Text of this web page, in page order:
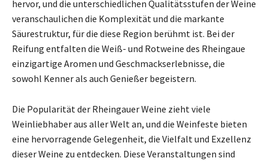
hervor, und die unterschiedlichen Qualitätsstufen der Weine
veranschaulichen die Komplexität und die markante
Säurestruktur, für die diese Region berühmt ist. Bei der
Reifung entfalten die Weiß- und Rotweine des Rheingaue
einzigartige Aromen und Geschmackserlebnisse, die
sowohl Kenner als auch Genießer begeistern.
Die Popularität der Rheingauer Weine zieht viele
Weinliebhaber aus aller Welt an, und die Weinfeste bieten
eine hervorragende Gelegenheit, die Vielfalt und Exzellenz
dieser Weine zu entdecken. Diese Veranstaltungen sind